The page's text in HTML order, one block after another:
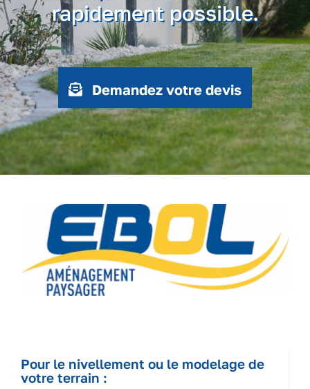
rapidement possible.
Demandez votre devis
Pour le nivellement ou le modelage de
votre terrain :